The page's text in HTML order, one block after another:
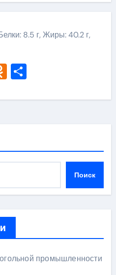
8.5 г, Жиры: 40.2 г,
Odnoklassniki
Отправить
Поиск
промышленности